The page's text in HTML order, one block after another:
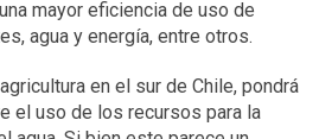
mayor eficiencia de uso de
agua y energía, entre otros.
en el sur de Chile, pondrá
el uso de los recursos para la